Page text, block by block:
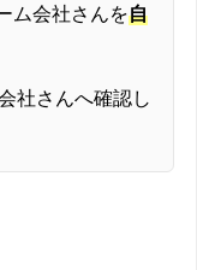
ム会社さんを自
社さんへ確認し